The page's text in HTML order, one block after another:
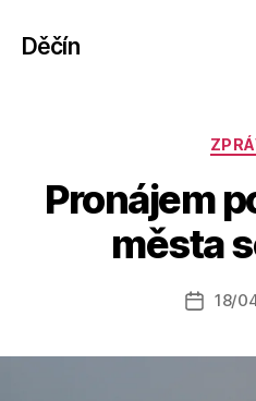
Děčín
Pronájem
města
Datum
18/